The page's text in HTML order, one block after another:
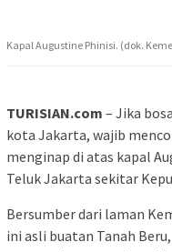
Kapal Augustine Phinisi. (dok.
TURISIAN.com – Jika
kota Jakarta, wajib
menginap di atas kapal
Teluk Jakarta sekitar
Bersumber dari laman
ini asli buatan Tanah